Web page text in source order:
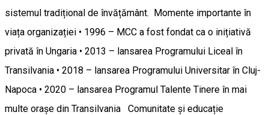
sistemul tradițional de învățământ. Momente importante în
viața organizației • 1996 – MCC a fost fondat ca o inițiativă
privată în Ungaria • 2013 – lansarea Programului Liceal în
Transilvania • 2018 – lansarea Programului Universitar în Cluj-
Napoca • 2020 – lansarea Programul Talente Tinere în mai
multe orașe din Transilvania Comunitate și educație